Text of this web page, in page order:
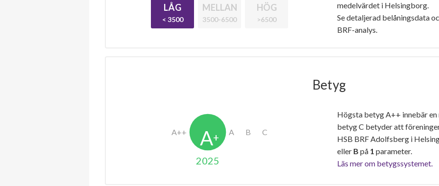
LÅG
< 3500
MELLAN
3500-6500
HÖG
>6500
medelvärdet i Helsingborg.
Se detaljerad belåningsdata
BRF-analys.
Betyg
2025
Högsta betyg A++ innebär
betyg C betyder att
HSB BRF Adolfsberg i
eller B på 1 parameter.
Läs mer om betygssystemet.